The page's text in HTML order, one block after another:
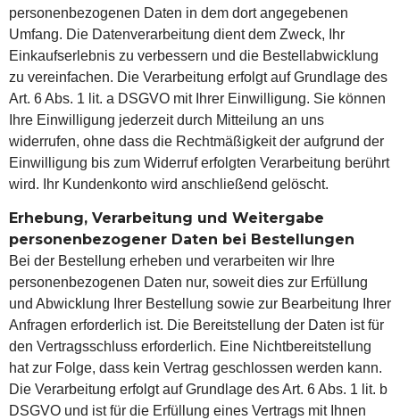
personenbezogenen Daten in dem dort angegebenen
Umfang. Die Datenverarbeitung dient dem Zweck, Ihr
Einkaufserlebnis zu verbessern und die Bestellabwicklung
zu vereinfachen. Die Verarbeitung erfolgt auf Grundlage des
Art. 6 Abs. 1 lit. a DSGVO mit Ihrer Einwilligung. Sie können
Ihre Einwilligung jederzeit durch Mitteilung an uns
widerrufen, ohne dass die Rechtmäßigkeit der aufgrund der
Einwilligung bis zum Widerruf erfolgten Verarbeitung berührt
wird. Ihr Kundenkonto wird anschließend gelöscht.
Erhebung, Verarbeitung und Weitergabe
personenbezogener Daten bei Bestellungen
Bei der Bestellung erheben und verarbeiten wir Ihre
personenbezogenen Daten nur, soweit dies zur Erfüllung
und Abwicklung Ihrer Bestellung sowie zur Bearbeitung Ihrer
Anfragen erforderlich ist. Die Bereitstellung der Daten ist für
den Vertragsschluss erforderlich. Eine Nichtbereitstellung
hat zur Folge, dass kein Vertrag geschlossen werden kann.
Die Verarbeitung erfolgt auf Grundlage des Art. 6 Abs. 1 lit. b
DSGVO und ist für die Erfüllung eines Vertrags mit Ihnen